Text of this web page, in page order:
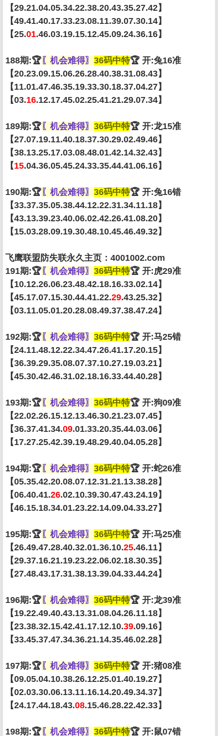
【29.21.04.05.34.22.38.20.43.35.27.42】
【49.41.40.17.33.23.08.11.39.07.30.14】
【25.01.46.03.19.15.12.45.09.24.36.16】
188期:🏆〖机会难得〗 36码中特🏆 开:兔16准
【20.23.09.15.06.26.28.40.38.31.08.43】
【11.01.47.46.35.19.33.30.18.37.04.27】
【03.16.12.17.45.02.25.41.21.29.07.34】
189期:🏆〖机会难得〗 36码中特🏆 开:龙15准
【27.07.19.11.40.18.37.30.29.02.49.46】
【38.13.25.17.03.08.48.01.42.14.32.43】
【15.04.36.05.45.24.33.35.44.41.06.16】
190期:🏆〖机会难得〗 36码中特🏆 开:兔16错
【33.37.35.05.38.44.12.22.31.34.11.18】
【43.13.39.23.40.06.02.42.26.41.08.20】
【15.03.28.09.19.30.48.10.45.46.49.32】
飞鹰联盟防失联永久主页：4001002.com
191期:🏆〖机会难得〗 36码中特🏆 开:虎29准
【10.12.26.06.23.48.42.18.16.33.02.14】
【45.17.07.15.30.44.41.22.29.43.25.32】
【03.11.05.01.20.28.08.49.37.38.47.24】
192期:🏆〖机会难得〗 36码中特🏆 开:马25错
【24.11.48.12.22.34.47.26.41.17.20.15】
【36.39.29.35.08.07.37.10.27.19.03.21】
【45.30.42.46.31.02.18.16.33.44.40.28】
193期:🏆〖机会难得〗 36码中特🏆 开:狗09准
【22.02.26.15.12.13.46.30.21.23.07.45】
【36.37.41.34.09.01.33.20.35.44.03.06】
【17.27.25.42.39.19.48.29.40.04.05.28】
194期:🏆〖机会难得〗 36码中特🏆 开:蛇26准
【05.35.42.20.08.07.12.31.21.13.38.28】
【06.40.41.26.02.10.39.30.47.43.24.19】
【46.15.18.34.01.23.22.14.09.04.33.27】
195期:🏆〖机会难得〗 36码中特🏆 开:马25准
【26.49.47.28.40.32.01.36.10.25.46.11】
【29.37.16.21.19.23.22.06.02.18.30.35】
【27.48.43.17.31.38.13.39.04.33.44.24】
196期:🏆〖机会难得〗 36码中特🏆 开:龙39准
【19.22.49.40.43.13.31.08.04.26.11.18】
【23.38.32.15.42.41.17.12.10.39.09.16】
【33.45.37.47.34.36.21.14.35.46.02.28】
197期:🏆〖机会难得〗 36码中特🏆 开:猪08准
【09.05.04.10.38.26.12.25.01.40.19.27】
【02.03.30.06.13.11.16.14.20.49.34.37】
【24.17.44.18.43.08.15.46.28.22.42.33】
198期:🏆〖机会难得〗 36码中特🏆 开:鼠07错